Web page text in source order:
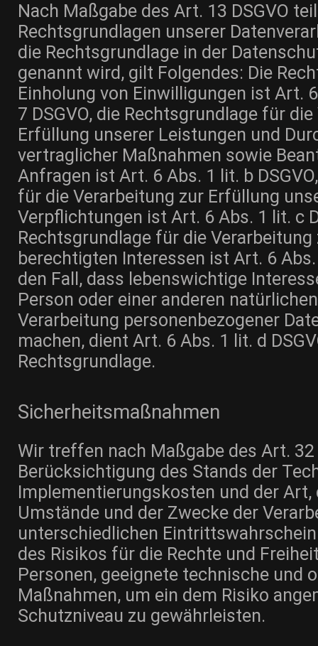
Nach Maßgabe des Art. 13 DSGVO
Rechtsgrundlagen unserer
die Rechtsgrundlage in der
genannt wird, gilt Folgendes: Die
Einholung von Einwilligungen ist Art.
7 DSGVO, die Rechtsgrundlage für
Erfüllung unserer Leistungen und
vertraglicher Maßnahmen sowie
Anfragen ist Art. 6 Abs. 1 lit. b
für die Verarbeitung zur Erfüllung
Verpflichtungen ist Art. 6 Abs. 1 lit. c
Rechtsgrundlage für die
berechtigten Interessen ist Art. 6 Abs.
den Fall, dass lebenswichtige
Person oder einer anderen
Verarbeitung personenbezogener
machen, dient Art. 6 Abs. 1 lit. d
Rechtsgrundlage.
Sicherheitsmaßnahmen
Wir treffen nach Maßgabe des Art. 32
Berücksichtigung des Stands der
Implementierungskosten und der Art,
Umstände und der Zwecke der
unterschiedlichen
des Risikos für die Rechte und
Personen, geeignete technische und
Maßnahmen, um ein dem Risiko
Schutzniveau zu gewährleisten.